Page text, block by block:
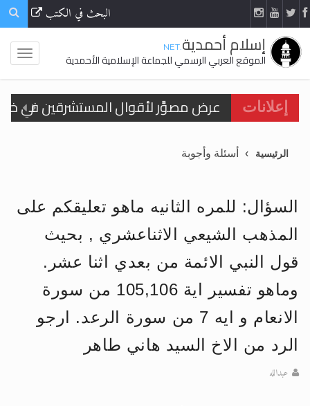
البحث في الكتب
إسلام أحمدية.NET
الموقع العربي الرسمي للجماعة الإسلامية الأحمدية
إعلانات
الحجّ.. دلالات، حِكم، وأهداف >> المزيد
اقرأ هذا المقال في أهمية عيد
الحجّ.. دلالات، حِكم، وأهداف >> المزيد
تعميم هامّ لأفراد الجماعة >> المزيد
تعميم هامّ لأفراد الجماعة >> المزيد
اقرأ هذا الكتاب وتعرّف على حقيقة
الرئيسية أسئلة وأجوبة
السؤال: للمره الثانيه ماهو تعليقكم على
المذهب الشيعي الاثناعشري , بحيث
قول النبي الائمة من بعدي اثنا عشر.
وماهو تفسير اية 105,106 من سورة
الانعام و ايه 7 من سورة الرعد. ارجو
الرد من الاخ السيد هاني طاهر
عبدالله